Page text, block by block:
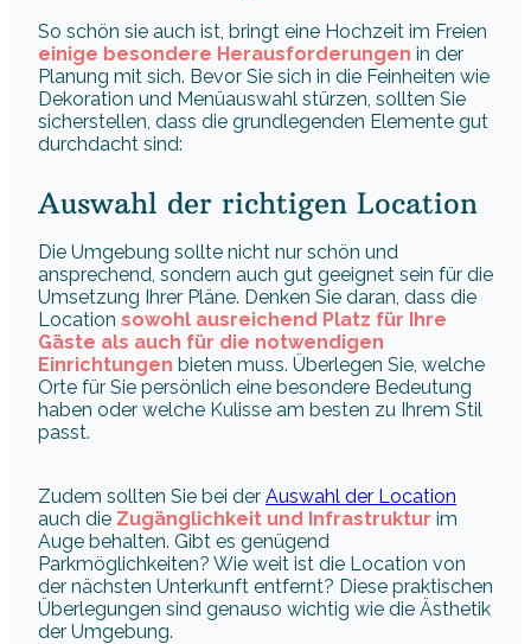
So schön sie auch ist, bringt eine Hochzeit im Freien
einige besondere Herausforderungen in der
Planung mit sich. Bevor Sie sich in die Feinheiten wie
Dekoration und Menüauswahl stürzen, sollten Sie
sicherstellen, dass die grundlegenden Elemente gut
durchdacht sind:
Auswahl der richtigen Location
Die Umgebung sollte nicht nur schön und
ansprechend, sondern auch gut geeignet sein für die
Umsetzung Ihrer Pläne. Denken Sie daran, dass die
Location sowohl ausreichend Platz für Ihre
Gäste als auch für die notwendigen
Einrichtungen bieten muss. Überlegen Sie, welche
Orte für Sie persönlich eine besondere Bedeutung
haben oder welche Kulisse am besten zu Ihrem Stil
passt.
Zudem sollten Sie bei der Auswahl der Location
auch die Zugänglichkeit und Infrastruktur im
Auge behalten. Gibt es genügend
Parkmöglichkeiten? Wie weit ist die Location von
der nächsten Unterkunft entfernt? Diese praktischen
Überlegungen sind genauso wichtig wie die Ästhetik
der Umgebung.